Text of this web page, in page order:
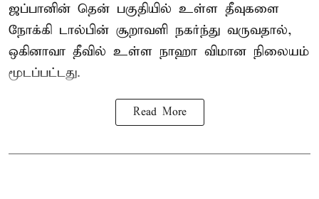
ஜப்பானின் தென் பகுதியில் உள்ள தீவுகளை
நோக்கி டால்பின் சூறாவளி நகர்ந்து வருவதால்,
ஒகினாவா தீவில் உள்ள நாஹா விமான நிலையம்
மூடப்பட்டது.
Read More